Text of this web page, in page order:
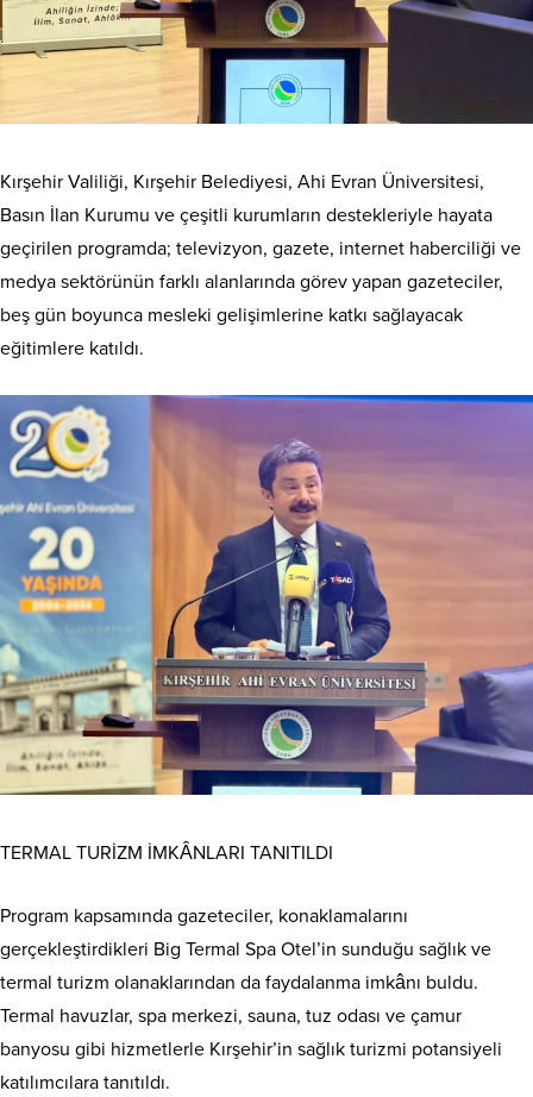
Kırşehir Valiliği, Kırşehir Belediyesi, Ahi Evran Üniversitesi,
Basın İlan Kurumu ve çeşitli kurumların destekleriyle hayata
geçirilen programda; televizyon, gazete, internet haberciliği ve
medya sektörünün farklı alanlarında görev yapan gazeteciler,
beş gün boyunca mesleki gelişimlerine katkı sağlayacak
eğitimlere katıldı.
TERMAL TURİZM İMKÂNLARI TANITILDI
Program kapsamında gazeteciler, konaklamalarını
gerçekleştirdikleri Big Termal Spa Otel’in sunduğu sağlık ve
termal turizm olanaklarından da faydalanma imkânı buldu.
Termal havuzlar, spa merkezi, sauna, tuz odası ve çamur
banyosu gibi hizmetlerle Kırşehir’in sağlık turizmi potansiyeli
katılımcılara tanıtıldı.